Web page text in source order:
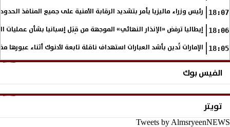
18:07 رئيس وزراء ماليزيا يأمر بتشديد الرقابة الأمنية على جميع المنافذ
18:06 إيطاليا ترفض «الإنذار النهائي» الموجهة من قِبَل إسبانيا بشأن عمليات
18:05 الإمارات تُدين بأشد العبارات استهداف ناقلة تابعة لأدنوك أثناء عبورها
الفيس بوك
تويتر
Tweets by AlmsryeenNEWS